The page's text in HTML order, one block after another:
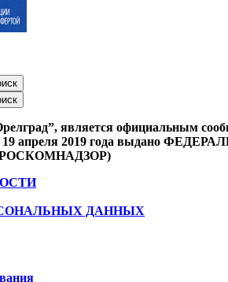
является официальным
от 19 апреля 2019 года
ДАННЫХ